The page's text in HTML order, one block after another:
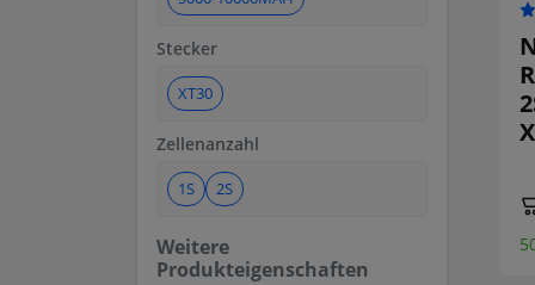
Stecker
XT30
Zellenanzahl
1S 2S
Weitere
Produkteigenschaften